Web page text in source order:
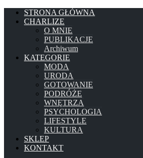
STRONA GŁÓWNA
CHARLIZE
O MNIE
PUBLIKACJE
Archiwum
KATEGORIE
MODA
URODA
GOTOWANIE
PODRÓŻE
WNĘTRZA
PSYCHOLOGIA
LIFESTYLE
KULTURA
SKLEP
KONTAKT